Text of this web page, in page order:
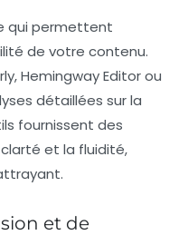
qui permettent
de votre contenu.
Hemingway Editor ou
détaillées sur la
fournissent des
et la fluidité,
et de